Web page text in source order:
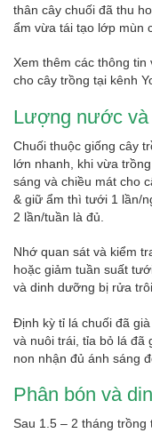
thân cây chuối đã thu
ẩm vừa tái tạo lớp mùn
Xem thêm các thông
cho cây trồng tại kênh
Lượng nước và
Chuối thuộc giống cây
lớn nhanh, khi vừa
sáng và chiều mát cho
& giữ ẩm thì tưới 1 lần/
2 lần/tuần là đủ.
Nhớ quan sát và kiểm
hoặc giảm tuần suất
và dinh dưỡng bị rửa trôi
Định kỳ tỉ lá chuối đã
và nuôi trái, tỉa bỏ lá đã
non nhận đủ ánh sáng
Phân bón và
Sau 1.5 – 2 tháng trồng